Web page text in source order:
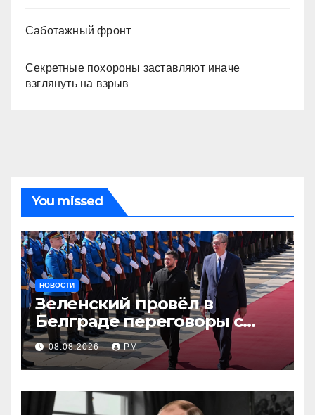
Саботажный фронт
Секретные похороны заставляют иначе
взглянуть на взрыв
You missed
НОВОСТИ
Зеленский провёл в
Белграде переговоры с
Вучичем
08.08.2026 РМ